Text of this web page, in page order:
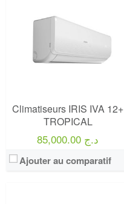
Climatiseurs IRIS IVA 12+
TROPICAL
85,000.00 د.ج
Ajouter au comparatif